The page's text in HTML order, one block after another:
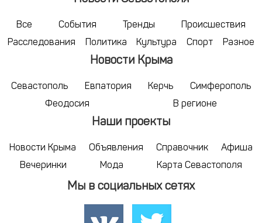
Все События Тренды
Происшествия
Расследования
Политика Культура Спорт Разное
Новости Крыма
Севастополь Евпатория Керчь
Симферополь
Феодосия
В регионе
Наши проекты
Новости Крыма Объявления Справочник
Афиша
Вечеринки
Мода Карта Севастополя
Мы в социальных сетях